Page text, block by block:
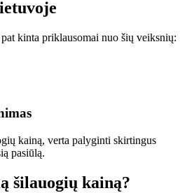
kinta priklausomai nuo šių veiksnių:
kainą, verta palyginti skirtingus
pasiūlą.
šilauogių kainą?